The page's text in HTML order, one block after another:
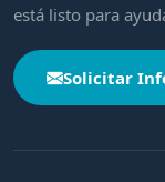
está listo para
Solicitar